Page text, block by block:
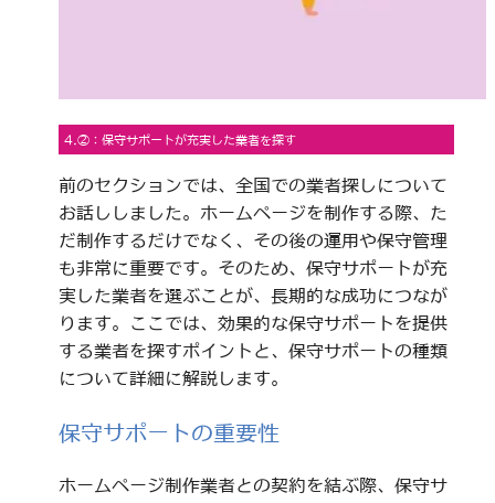
4.②：保守サポートが充実した業者を探す
前のセクションでは、全国での業者探しについて
お話ししました。ホームページを制作する際、た
だ制作するだけでなく、その後の運用や保守管理
も非常に重要です。そのため、保守サポートが充
実した業者を選ぶことが、長期的な成功につなが
ります。ここでは、効果的な保守サポートを提供
する業者を探すポイントと、保守サポートの種類
について詳細に解説します。
保守サポートの重要性
ホームページ制作業者との契約を結ぶ際、保守サ